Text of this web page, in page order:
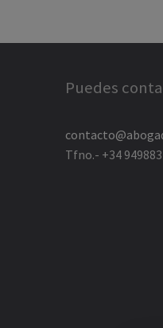
Puedes
Tfno.- +34